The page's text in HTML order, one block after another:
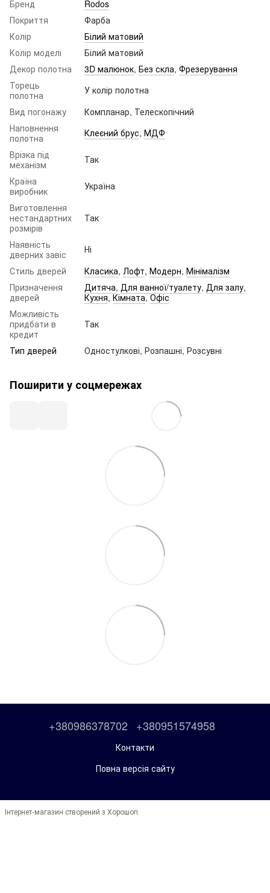
Бренд
Rodos
Покриття
Фарба
Колір
Білий матовий
Колір моделі
Білий матовий
Декор полотна
3D малюнок, Без скла, Фрезерування
Торець
полотна
У колір полотна
Вид погонажу
Компланар, Телескопічний
Наповнення
полотна
Клеєний брус, МДФ
Врізка під
механізм
Так
Країна
виробник
Україна
Виготовлення
нестандартних
розмірів
Так
Наявність
дверних завіс
Ні
Стиль дверей
Класика, Лофт, Модерн, Мінімалізм
Призначення
дверей
Дитяча, Для ванної/туалету, Для залу,
Кухня,Кімната,Офіс
Можливість
придбати в
кредит
Так
Тип дверей Одностулкові, Розпашні, Розсувні
Поширити у соцмережах
+380986378702 +380951574958
Контакти
Повна версія сайту
Інтернет-магазин створений з Хорошоп